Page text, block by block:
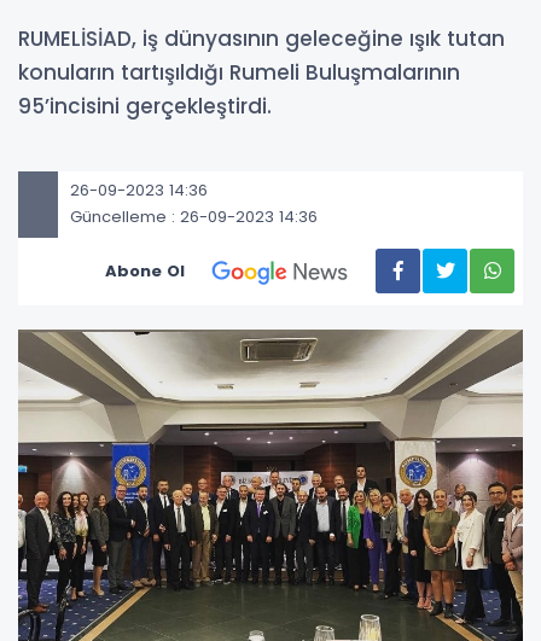
RUMELİSİAD, iş dünyasının geleceğine ışık tutan
konuların tartışıldığı Rumeli Buluşmalarının
95’incisini gerçekleştirdi.
26-09-2023 14:36
Güncelleme : 26-09-2023 14:36
Abone Ol